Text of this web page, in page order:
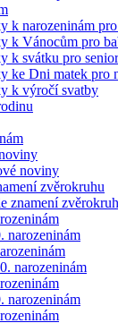
k narozeninám
k Vánocům pro
k svátku pro
ke Dni matek pro
k výročí svatby
noviny
znamení
narozeninám
narozeninám
narozeninám